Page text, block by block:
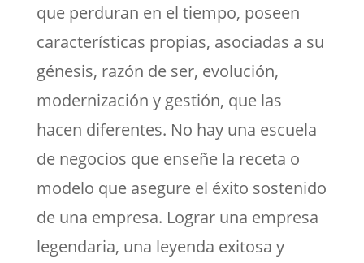
que perduran en el tiempo, poseen
características propias, asociadas a su
génesis, razón de ser, evolución,
modernización y gestión, que las
hacen diferentes. No hay una escuela
de negocios que enseñe la receta o
modelo que asegure el éxito sostenido
de una empresa. Lograr una empresa
legendaria, una leyenda exitosa y